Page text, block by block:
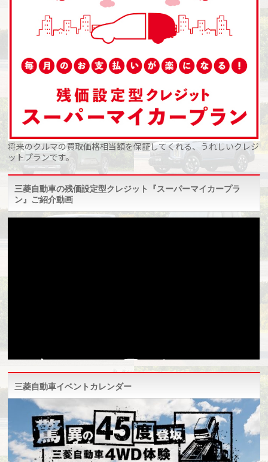
将来のクルマの買取価格相当額を保証してくれる、うれしいクレジ
ットプランです。
三菱自動車の残価設定型クレジット『スーパーマイカープラ
ン』ご紹介動画
三菱自動車イベントカレンダー